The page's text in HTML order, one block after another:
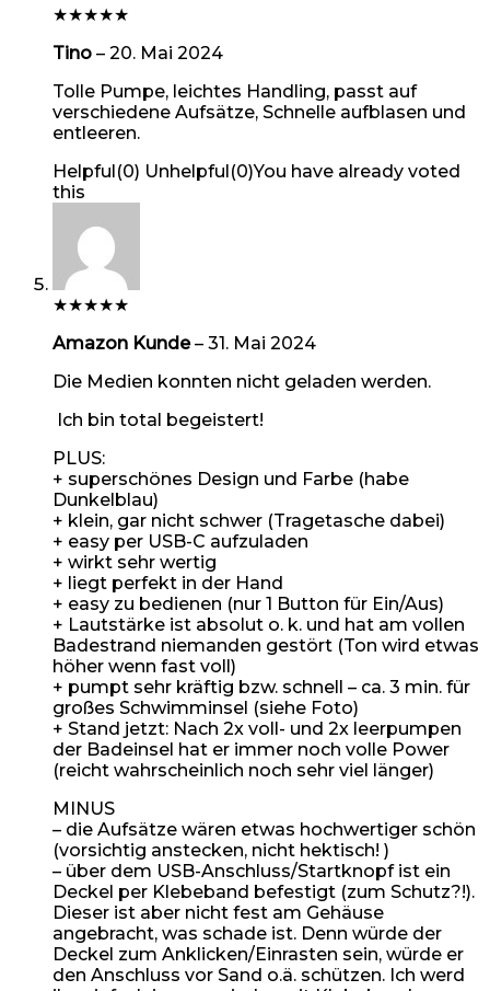
★★★★★
Tino – 20. Mai 2024
Tolle Pumpe, leichtes Handling, passt auf
verschiedene Aufsätze, Schnelle aufblasen und
entleeren.
Helpful(0) Unhelpful(0)You have already voted
this
★★★★★
Amazon Kunde– 31. Mai 2024
Die Medien konnten nicht geladen werden.
Ich bin total begeistert!
PLUS:
+ superschönes Design und Farbe (habe
Dunkelblau)
+ klein, gar nicht schwer (Tragetasche dabei)
+ easy per USB-C aufzuladen
+ wirkt sehr wertig
+ liegt perfekt in der Hand
+ easy zu bedienen (nur 1 Button für Ein/Aus)
+ Lautstärke ist absolut o. k. und hat am vollen
Badestrand niemanden gestört (Ton wird etwas
höher wenn fast voll)
+ pumpt sehr kräftig bzw. schnell – ca. 3 min. für
großes Schwimminsel (siehe Foto)
+ Stand jetzt: Nach 2x voll- und 2x leerpumpen
der Badeinsel hat er immer noch volle Power
(reicht wahrscheinlich noch sehr viel länger)
MINUS
– die Aufsätze wären etwas hochwertiger schön
(vorsichtig anstecken, nicht hektisch! )
– über dem USB-Anschluss/Startknopf ist ein
Deckel per Klebeband befestigt (zum Schutz?!).
Dieser ist aber nicht fest am Gehäuse
angebracht, was schade ist. Denn würde der
Deckel zum Anklicken/Einrasten sein, würde er
den Anschluss vor Sand o.ä. schützen. Ich werd